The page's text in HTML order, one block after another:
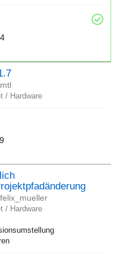
mtl
/ Hardware
felix_mueller
/ Hardware